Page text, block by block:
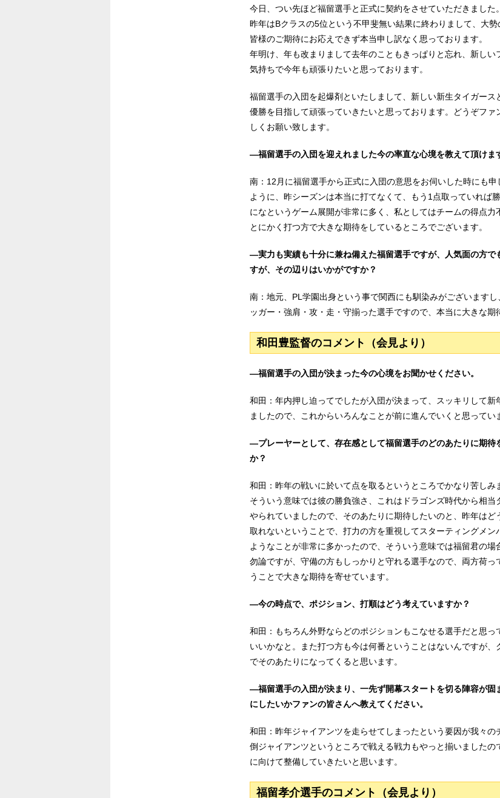
今日、つい先ほど福留選手と正式に契約をさせていただきました。
昨年はBクラスの5位という不甲斐無い結果に終わりまして、大勢
皆様のご期待にお応えできず本当申し訳なく思っております。
年明け、年も改まりまして去年のこともきっぱりと忘れ、新しい
気持ちで今年も頑張りたいと思っております。
福留選手の入団を起爆剤といたしまして、新しい新生タイガース
優勝を目指して頑張っていきたいと思っております。どうぞファ
しくお願い致します。
―福留選手の入団を迎えれました今の率直な心境を教えて頂けま
南：12月に福留選手から正式に入団の意思をお伺いした時にも申
ように、昨シーズンは本当に打てなくて、もう1点取っていれば
になというゲーム展開が非常に多く、私としてはチームの得点
とにかく打つ方で大きな期待をしているところでございます。
―実力も実績も十分に兼ね備えた福留選手ですが、人気面の方で
すが、その辺りはいかがですか？
南：地元、PL学園出身という事で関西にも馴染みがございます
ッガー・強肩・攻・走・守揃った選手ですので、本当に大きな期
和田豊監督のコメント（会見より）
―福留選手の入団が決まった今の心境をお聞かせください。
和田：年内押し迫ってでしたが入団が決まって、スッキリして新
ましたので、これからいろんなことが前に進んでいくと思ってい
―プレーヤーとして、存在感として福留選手のどのあたりに期待
か？
和田：昨年の戦いに於いて点を取るというところでかなり苦しみ
そういう意味では彼の勝負強さ、これはドラゴンズ時代から相当
やられていましたので、そのあたりに期待したいのと、昨年はど
取れないということで、打力の方を重視してスターティングメン
ようなことが非常に多かったので、そういう意味では福留君の場
勿論ですが、守備の方もしっかりと守れる選手なので、両方荷っ
うことで大きな期待を寄せています。
―今の時点で、ポジション、打順はどう考えていますか？
和田：もちろん外野ならどのポジションもこなせる選手だと思
いいかなと。また打つ方も今は何番ということはないんですが
でそのあたりになってくると思います。
―福留選手の入団が決まり、一先ず開幕スタートを切る陣容が
にしたいかファンの皆さんへ教えてください。
和田：昨年ジャイアンツを走らせてしまったという要因が我々
倒ジャイアンツというところで戦える戦力もやっと揃いました
に向けて整備していきたいと思います。
福留孝介選手のコメント（会見より）